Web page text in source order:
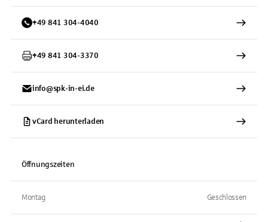
+49 841 304-4040
+49 841 304-3370
info@spk-in-ei.de
vCard herunterladen
Öffnungszeiten
Montag Geschlossen